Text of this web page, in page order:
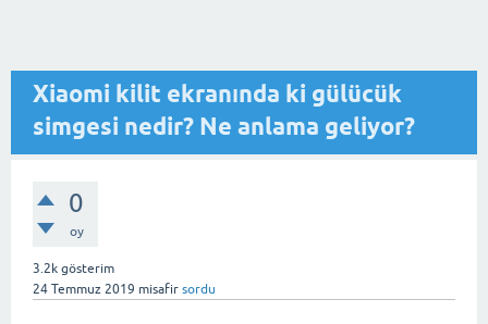
Xiaomi kilit ekranında ki gülücük
simgesi nedir? Ne anlama geliyor?
0
oy
3.2k gösterim
24 Temmuz 2019 misafir sordu